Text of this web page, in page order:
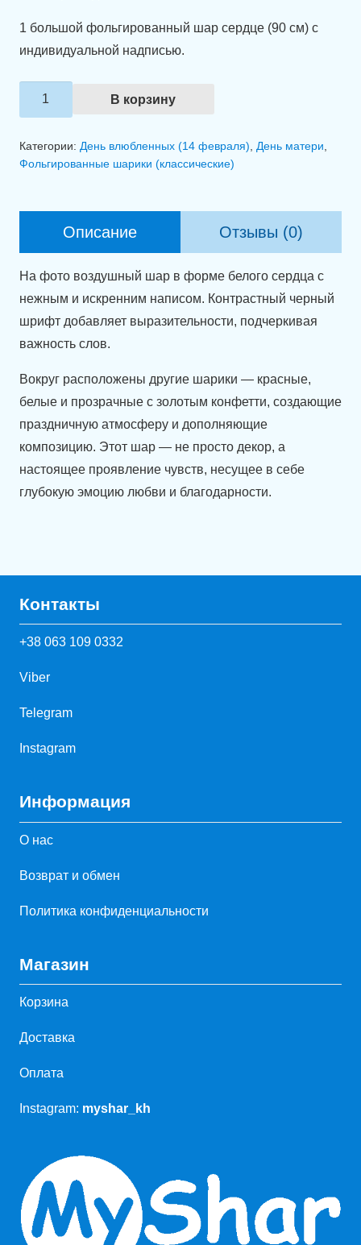
1 большой фольгированный шар сердце (90 см) с
индивидуальной надписью.
Количество
товара
фольгированный
с
индивидуальной
надписью
В корзину
Категории: День влюбленных (14 февраля) День матери
Фольгированные шарики (классические)
Описание Отзывы (0)
На фото воздушный шар в форме белого сердца с
нежным и искренним написом. Контрастный черный
шрифт добавляет выразительности, подчеркивая
важность слов.
Вокруг расположены другие шарики — красные,
белые и прозрачные с золотым конфетти, создающие
праздничную атмосферу и дополняющие
композицию. Этот шар — не просто декор, а
настоящее проявление чувств, несущее в себе
глубокую эмоцию любви и благодарности.
Контакты
+38 063 109 0332
Viber
Telegram
Instagram
Информация
О нас
Возврат и обмен
Политика конфиденциальности
Магазин
Корзина
Доставка
Оплата
Instagram: myshar_kh